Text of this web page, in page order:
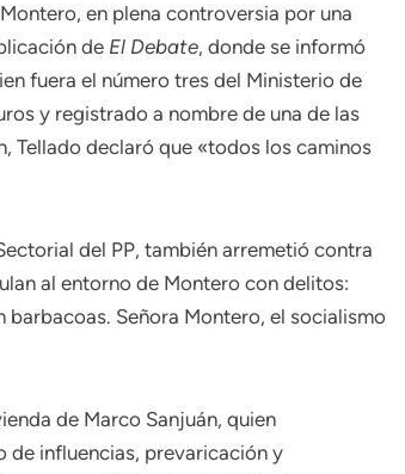
en plena controversia por una
de El Debate, donde se informó
fuera el número tres del Ministerio de
y registrado a nombre de una de las
Tellado declaró que «todos los caminos
del PP, también arremetió contra
al entorno de Montero con delitos:
barbacoas. Señora Montero, el socialismo
de Marco Sanjuán, quien
influencias, prevaricación y